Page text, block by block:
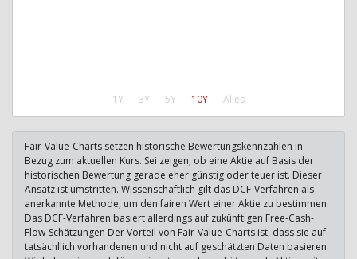
1Y 3Y 5Y 10Y Alles
Fair-Value-Charts setzen historische Bewertungskennzahlen in
Bezug zum aktuellen Kurs. Sei zeigen, ob eine Aktie auf Basis der
historischen Bewertung gerade eher günstig oder teuer ist. Dieser
Ansatz ist umstritten. Wissenschaftlich gilt das DCF-Verfahren als
anerkannte Methode, um den fairen Wert einer Aktie zu bestimmen.
Das DCF-Verfahren basiert allerdings auf zukünftigen Free-Cash-
Flow-Schätzungen Der Vorteil von Fair-Value-Charts ist, dass sie auf
tatsächllich vorhandenen und nicht auf geschätzten Daten basieren.